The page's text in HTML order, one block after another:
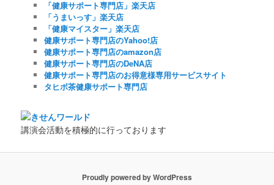
「健康サポート専門店」楽天店
「うまいっす」楽天店
「健康マイスター」楽天店
健康サポート専門店のYahoo!店
健康サポート専門店のamazon店
健康サポート専門店のDeNA店
健康サポート専門店のお得意様専用サービスサイト
タヒボ茶健康サポート専門店
講演会活動を積極的に行っております
Proudly powered by WordPress